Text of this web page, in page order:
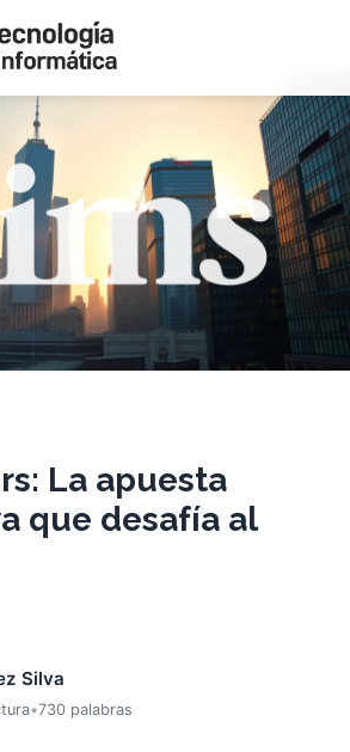
La apuesta
que desafía al
Silva
•730 palabras